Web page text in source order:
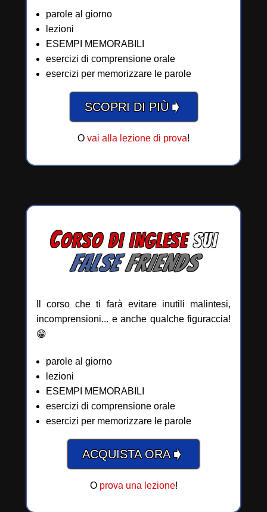
parole al giorno
lezioni
ESEMPI MEMORABILI
esercizi di comprensione orale
esercizi per memorizzare le parole
SCOPRI DI PIÙ➧
O vai alla lezione di prova!
CORSO DI INGLESESUI
FALSEFRIENDS
Il corso che ti farà evitare inutili malintesi,
incomprensioni... e anche qualche figuraccia!
😁
parole al giorno
lezioni
ESEMPI MEMORABILI
esercizi di comprensione orale
esercizi per memorizzare le parole
ACQUISTA ORA➧
O prova una lezione!